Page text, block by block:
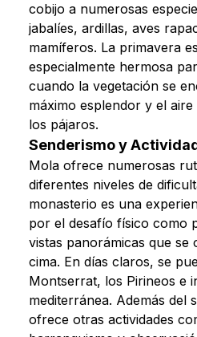
cobijo a numerosas
jabalíes, ardillas, aves
mamíferos. La primavera
especialmente hermosa
cuando la vegetación se
máximo esplendor y el
los pájaros.
Senderismo y
Mola ofrece numerosas
diferentes niveles de
monasterio es una
por el desafío físico como
vistas panorámicas que se
cima. En días claros, se
Montserrat, los Pirineos e
mediterránea. Además del
ofrece otras actividades